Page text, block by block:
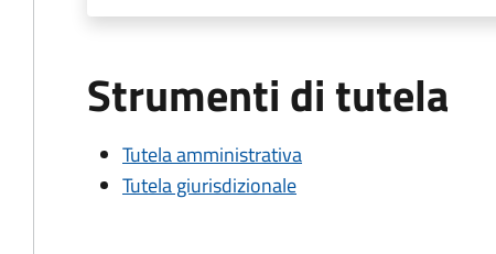
Strumenti di tutela
Tutela amministrativa
Tutela giurisdizionale